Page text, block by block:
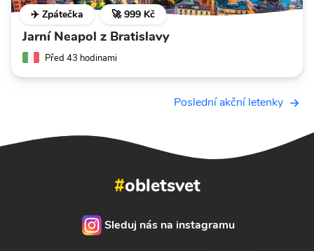
✈️ Zpátečka 🚀 999 Kč
Jarní Neapol z Bratislavy
Před 43 hodinami
Poslední akční letenky
#obletsvet
Sleduj nás na instagramu